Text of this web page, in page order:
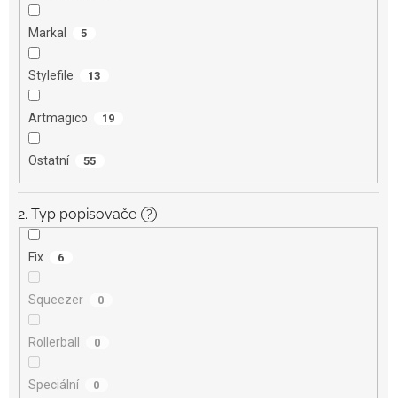
Markal 5
Stylefile 13
Artmagico 19
Ostatní 55
2. Typ popisovače ?
Fix 6
Squeezer 0
Rollerball 0
Speciální 0